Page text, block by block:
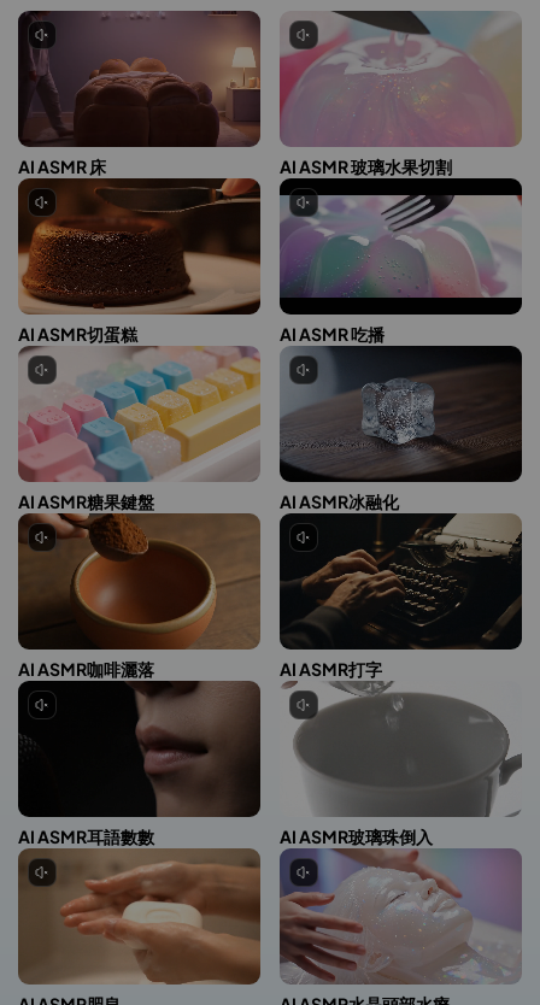
AI ASMR 床 AI ASMR 玻璃水果切割
AI ASMR切蛋糕 AI ASMR 吃播
AI ASMR糖果鍵盤 AI ASMR冰融化
AI ASMR咖啡灑落 AI ASMR打字
AI ASMR耳語數數 AI ASMR玻璃珠倒入